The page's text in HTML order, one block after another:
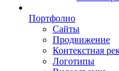
Портфолио
Сайты
Продвижение
Контекстная
Логотипы